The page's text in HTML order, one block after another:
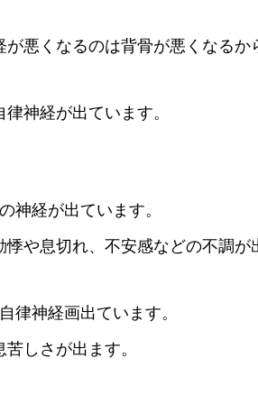
悪くなるのは背骨が悪くなるか
神経が出ています。
神経が出ています。
や息切れ、不安感などの不調が
律神経画出ています。
しさが出ます。